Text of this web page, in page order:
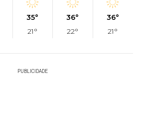
35°
21°
36°
22°
36°
21°
PUBLICIDADE